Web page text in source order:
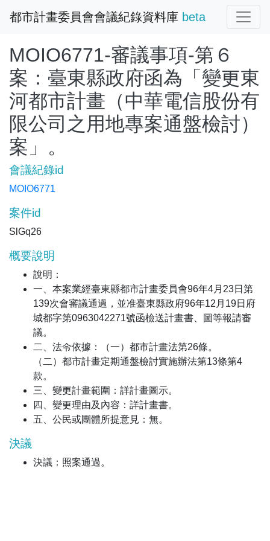
都市計畫委員會會議紀錄資料庫 beta
MOIO6771-審議事項-第６
案：臺東縣政府函為「變更東
河都市計畫（中華電信股份有
限公司之用地專案通盤檢討）
案」。
會議紀錄id
MOIO6771
案件id
SlGq26
概要說明
說明：
一、本案業經臺東縣都市計畫委員會96年4月23日第
139次會審議通過，並准臺東縣政府96年12月19日府
城都字第0963042271號函檢送計畫書、圖等報請審
議。
二、法令依據：（一）都市計畫法第26條。
（二）都市計畫定期通盤檢討實施辦法第13條第4
款。
三、變更計畫範圍：詳計畫圖示。
四、變更理由及內容：詳計畫書。
五、公民或團體所提意見：無。
決議
決議：照案通過。